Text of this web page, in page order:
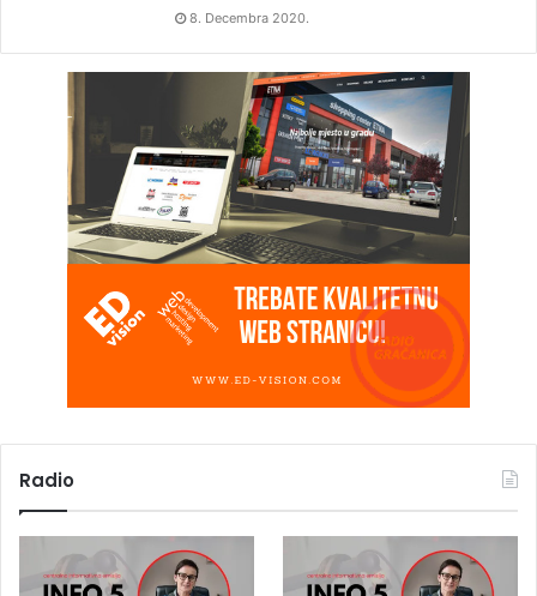
8. Decembra 2020.
Radio